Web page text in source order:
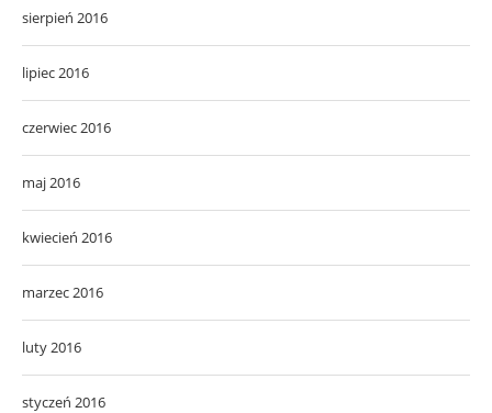
sierpień 2016
lipiec 2016
czerwiec 2016
maj 2016
kwiecień 2016
marzec 2016
luty 2016
styczeń 2016